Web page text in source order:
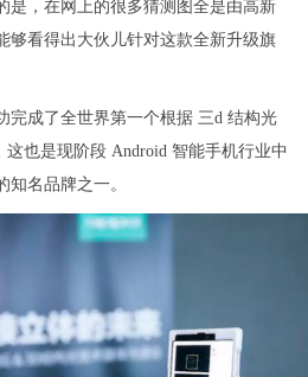
是，在网上的很多猜测图全是由高新
够看得出大伙儿针对这款全新升级旗
完成了全世界第一个根据 三d 结构光
也是现阶段 Android 智能手机行业中
知名品牌之一。